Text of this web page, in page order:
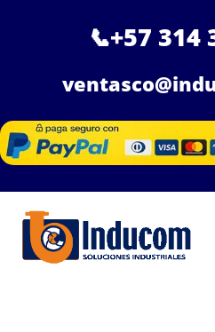
📞+57 314